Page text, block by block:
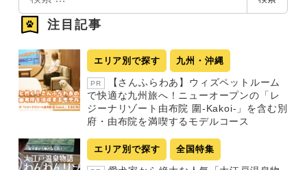
索
注目記事
エリア別で探す 九州・沖縄
PR
【さんふらわあ】ウィズペットルーム
で快適な九州旅へ！ニューオープンの「レ
ジーナリゾート由布院 圍-Kakoi-」を含む別
府・由布院を満喫するモデルコース
エリア別で探す 全国特集